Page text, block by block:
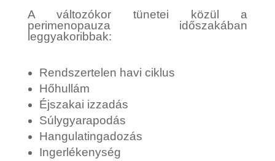
A változókor tünetei közül a
perimenopauza időszakában
leggyakoribbak:
Rendszertelen havi ciklus
Hőhullám
Éjszakai izzadás
Súlygyarapodás
Hangulatingadozás
Ingerlékenység